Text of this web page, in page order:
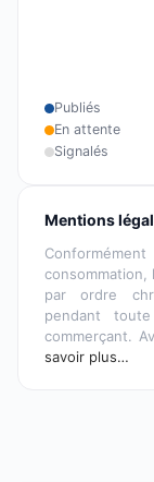
Publiés
En attente
Signalés
Mentions
consommation,
par ordre
pendant
commerçant.
savoir plus…